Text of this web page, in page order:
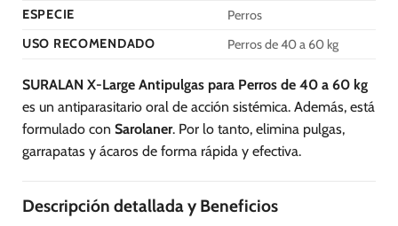
producto
producto
ESPECIE
Perros
USO RECOMENDADO
Perros de 40 a 60 kg
SURALAN X-Large Antipulgas para Perros de 40 a 60 kg
es un antiparasitario oral de acción sistémica. Además, está
formulado con Sarolaner. Por lo tanto, elimina pulgas,
garrapatas y ácaros de forma rápida y efectiva.
Descripción detallada y Beneficios